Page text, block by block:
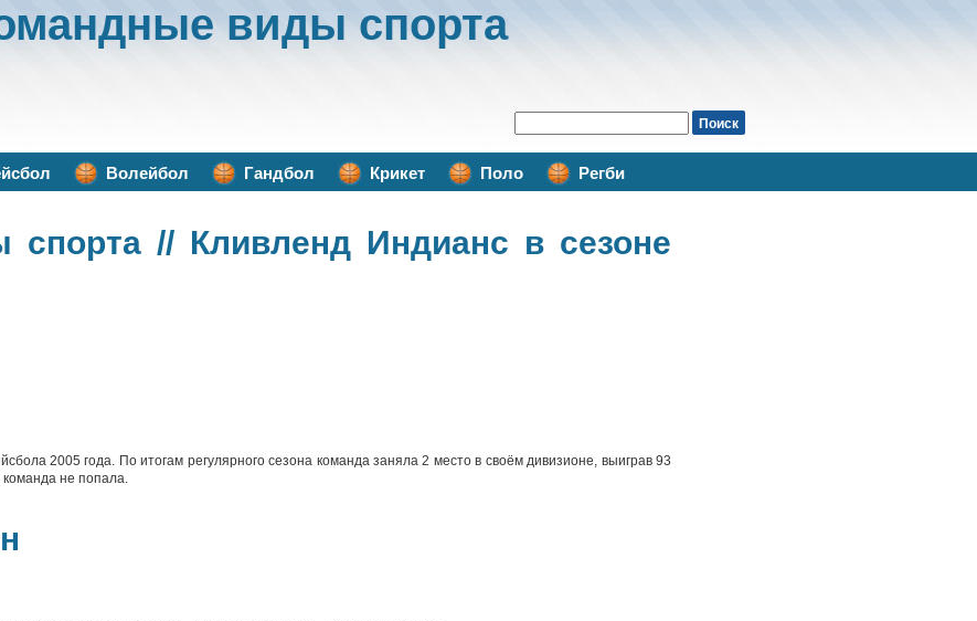
виды спорта
Волейбол Гандбол Крикет Поло Регби
спорта // Кливленд Индианс в сезоне
2005 года. По итогам регулярного сезона команда заняла 2 место в своём дивизионе, выиграв 93
не попала.